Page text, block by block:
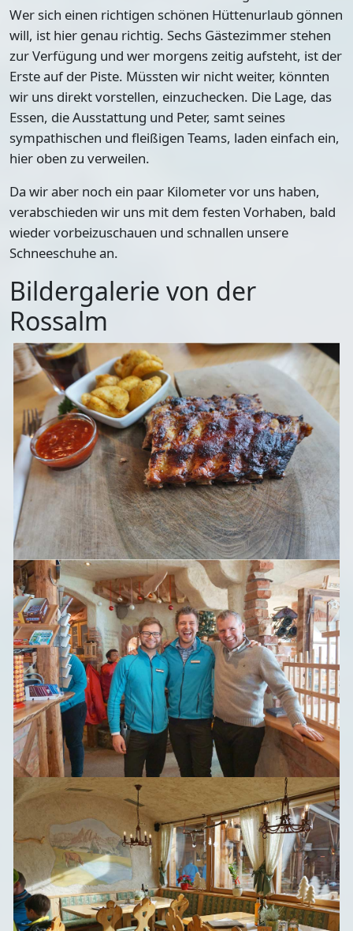
Wer sich einen richtigen schönen Hüttenurlaub gönnen
will, ist hier genau richtig. Sechs Gästezimmer stehen
zur Verfügung und wer morgens zeitig aufsteht, ist der
Erste auf der Piste. Müssten wir nicht weiter, könnten
wir uns direkt vorstellen, einzuchecken. Die Lage, das
Essen, die Ausstattung und Peter, samt seines
sympathischen und fleißigen Teams, laden einfach ein,
hier oben zu verweilen.
Da wir aber noch ein paar Kilometer vor uns haben,
verabschieden wir uns mit dem festen Vorhaben, bald
wieder vorbeizuschauen und schnallen unsere
Schneeschuhe an.
Bildergalerie von der
Rossalm